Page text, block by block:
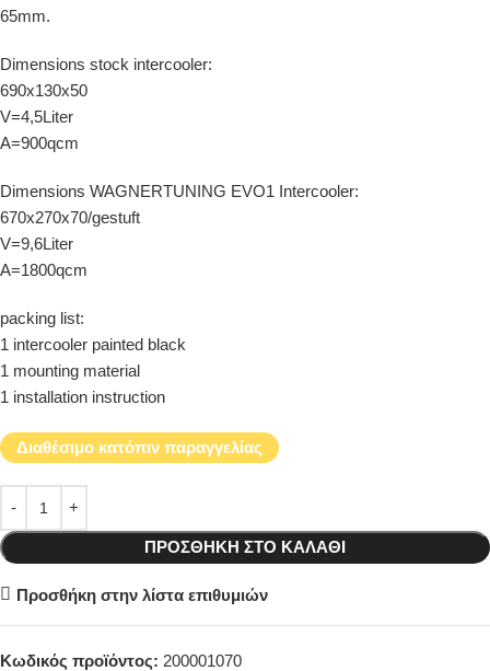
65mm.
Dimensions stock intercooler:
690x130x50
V=4,5Liter
A=900qcm
Dimensions WAGNERTUNING EVO1 Intercooler:
670x270x70/gestuft
V=9,6Liter
A=1800qcm
packing list:
1 intercooler painted black
1 mounting material
1 installation instruction
Διαθέσιμο κατόπιν παραγγελίας
ΠΡΟΣΘΉΚΗ ΣΤΟ ΚΑΛΆΘΙ
Προσθήκη στην λίστα επιθυμιών
Κωδικός προϊόντος: 200001070